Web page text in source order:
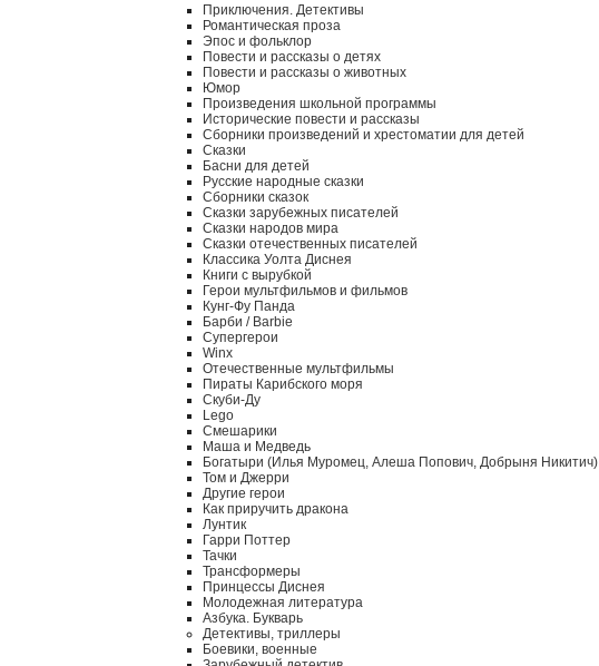
Приключения. Детективы
Романтическая проза
Эпос и фольклор
Повести и рассказы о детях
Повести и рассказы о животных
Юмор
Произведения школьной программы
Исторические повести и рассказы
Сборники произведений и хрестоматии для детей
Сказки
Басни для детей
Русские народные сказки
Сборники сказок
Сказки зарубежных писателей
Сказки народов мира
Сказки отечественных писателей
Классика Уолта Диснея
Книги с вырубкой
Герои мультфильмов и фильмов
Кунг-Фу Панда
Барби / Barbie
Супергерои
Winx
Отечественные мультфильмы
Пираты Карибского моря
Скуби-Ду
Lego
Смешарики
Маша и Медведь
Богатыри (Илья Муромец, Алеша Попович, Добрыня Никитич)
Том и Джерри
Другие герои
Как приручить дракона
Лунтик
Гарри Поттер
Тачки
Трансформеры
Принцессы Диснея
Молодежная литература
Азбука. Букварь
Детективы, триллеры
Боевики, военные